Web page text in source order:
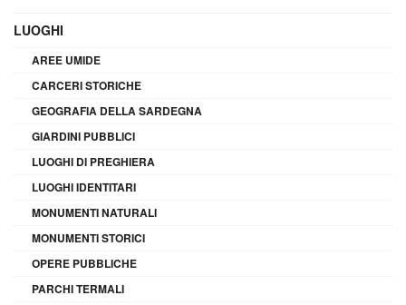
LUOGHI
AREE UMIDE
CARCERI STORICHE
GEOGRAFIA DELLA SARDEGNA
GIARDINI PUBBLICI
LUOGHI DI PREGHIERA
LUOGHI IDENTITARI
MONUMENTI NATURALI
MONUMENTI STORICI
OPERE PUBBLICHE
PARCHI TERMALI